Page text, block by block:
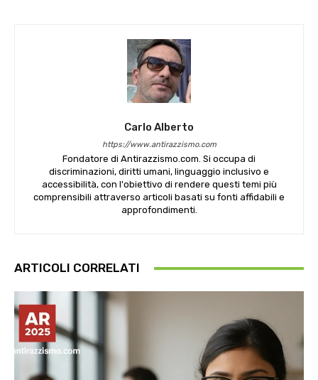
Carlo Alberto
https://www.antirazzismo.com
Fondatore di Antirazzismo.com. Si occupa di
discriminazioni, diritti umani, linguaggio inclusivo e
accessibilità, con l'obiettivo di rendere questi temi più
comprensibili attraverso articoli basati su fonti affidabili e
approfondimenti.
ARTICOLI CORRELATI